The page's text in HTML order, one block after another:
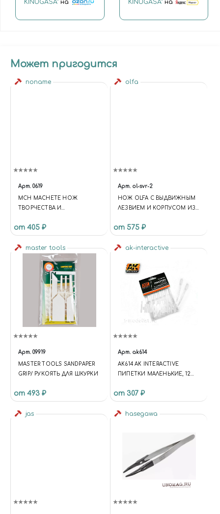
KINUGASA" на KINUGASA"на
Может пригодится
noname
Арт. 0619
MCH MACHETE НОЖ
ТВОРЧЕСТВА И
от 405 ₽
olfa
Арт. ol-svr-2
НОЖ OLFA С ВЫДВИЖНЫМ
ЛЕЗВИЕМ И КОРПУСОМ ИЗ
АВТОФИКСАТОР, 9ММ
от 575 ₽
master tools
Арт. 09919
MASTER TOOLS SANDPAPER
GRIP/ РУКОЯТЬ ДЛЯ ШКУРКИ
от 493 ₽
ak-interactive
Арт. ak614
AK614 AK INTERACTIVE
ПИПЕТКИ МАЛЕНЬКИЕ, 12
(12 UNITS)
от 307 ₽
jas hasegawa